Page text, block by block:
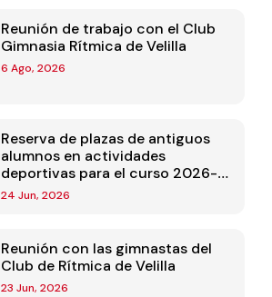
Reunión de trabajo con el Club
Gimnasia Rítmica de Velilla
6 Ago, 2026
Reserva de plazas de antiguos
alumnos en actividades
deportivas para el curso 2026-
2027
24 Jun, 2026
Reunión con las gimnastas del
Club de Rítmica de Velilla
23 Jun, 2026